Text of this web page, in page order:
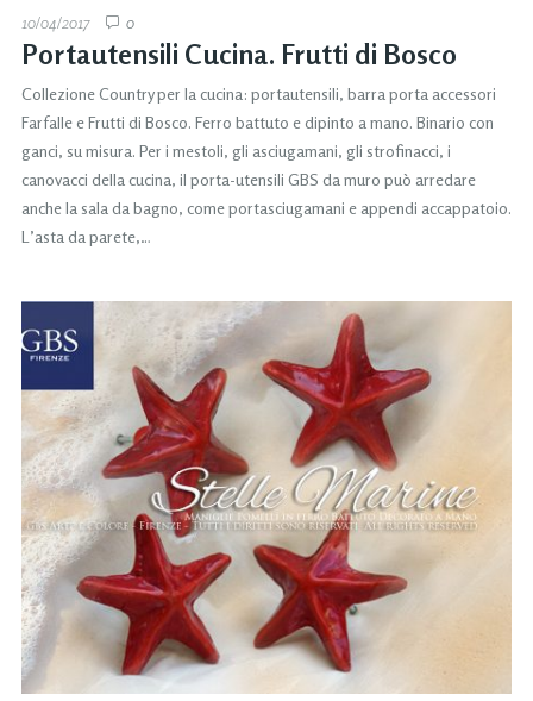
10/04/2017
0
Portautensili Cucina. Frutti di Bosco
Collezione Country per la cucina: portautensili, barra porta accessori
Farfalle e Frutti di Bosco. Ferro battuto e dipinto a mano. Binario con
ganci, su misura. Per i mestoli, gli asciugamani, gli strofinacci, i
canovacci della cucina, il porta-utensili GBS da muro può arredare
anche la sala da bagno, come portasciugamani e appendi accappatoio.
L’asta da parete,…